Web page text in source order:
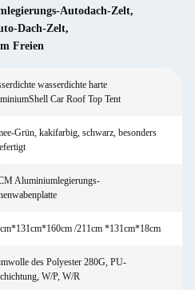
Autodach-Zelt,
Dach-Zelt,
Freien
wasserdichte harte
Car Roof Top Tent
Grün, kakifarbig, schwarz, besonders
Aluminiumlegierungs-
/211cm *131cm*18cm
des Polyester 280G, PU-
W/P, W/R